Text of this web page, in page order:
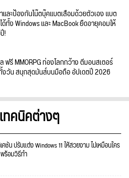
ละป้องกันโน๊ตบุ๊คแบตเสื่อมด้วยตัวเอง แบต
ทั้ง Windows และ MacBook ยืดอายุคอมให้
!
ฟรี MMORPG ท่องโลกกว้าง ตีมอนสเตอร์
งวัน สนุกสุดมันส์บนมือถือ อัปเดตปี 2026
คนิคต่างๆ
ชัน ปรับแต่ง Windows 11 ให้สวยงาม ไม่เหมือนใคร
ร้อมวิธีทำ